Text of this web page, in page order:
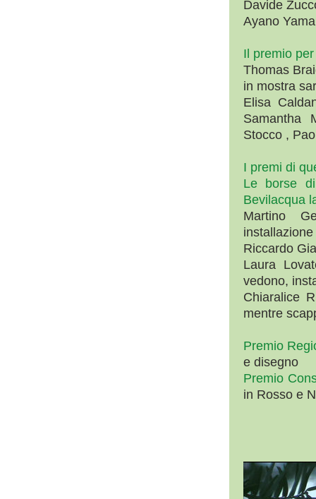
Davide
Ayano
Il premio
Thomas
in mostra
Elisa
Samantha
Stocco ,
I premi di
Le borse
Bevilacqua
Martino
installazione
Riccardo
Laura
vedono,
Chiaralice
mentre
Premio
e disegno
Premio
in Rosso e